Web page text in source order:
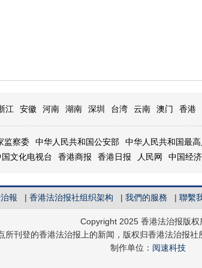
江 安徽 河南 湖南 深圳 台湾 云南 澳门 香港
监察委 中华人民共和国公安部 中华人民共和国最
国文化电视台 香港商报 香港日报 人民网 中国经
報 | 香港法治报社组织架构 | 我們的服務 | 聯繫
Copyright 2025 香港法治报版权
所刊登的香港法治报上的新闻，版权归香港法治报社
制作单位： 阅速科技